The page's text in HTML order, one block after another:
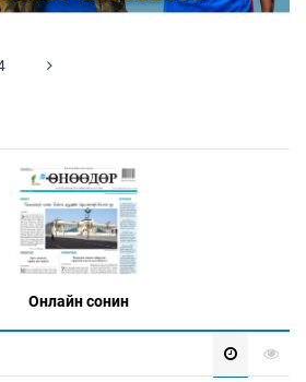
Онлaйн сонин